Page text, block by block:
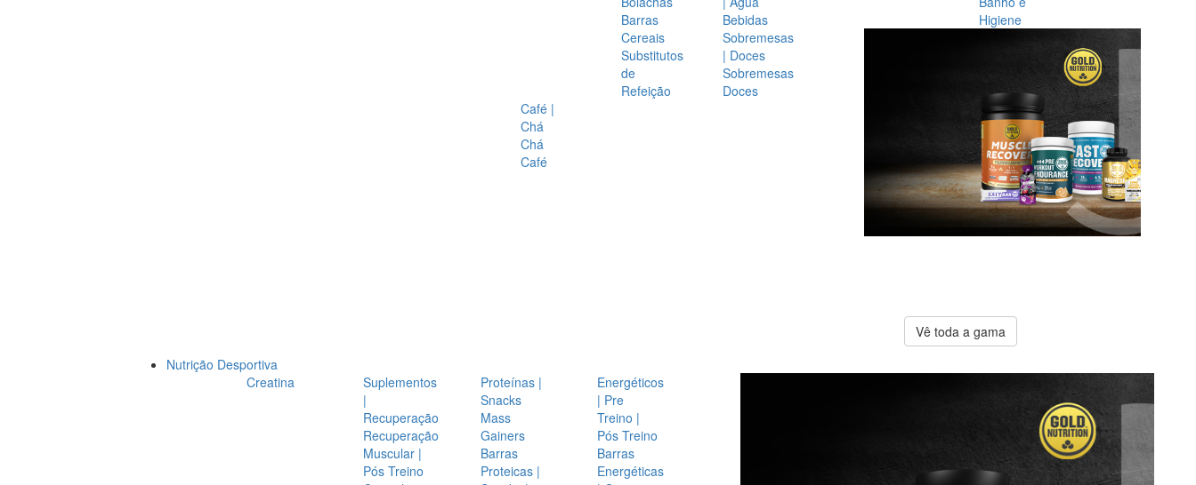
Barras
Cereais
Substitutos
de
Refeição
Bebidas
Sobremesas
| Doces
Sobremesas
Doces
Café |
Chá
Chá
Café
Higiene
Vê toda a gama
Nutrição Desportiva
Creatina
Suplementos
|
Recuperação
Recuperação
Muscular |
Pós Treino
Proteínas |
Snacks
Mass
Gainers
Barras
Proteicas |
Energéticos
| Pre
Treino |
Pós Treino
Barras
Energéticas